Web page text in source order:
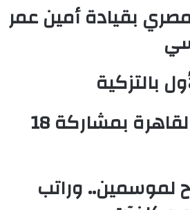
بقيادة أمين عمر
بالتزكية
انطلاق البطولة الدولية لتحدي البوتشيا بالقاهرة بمشاركة 18
لموسمين.. وراتب